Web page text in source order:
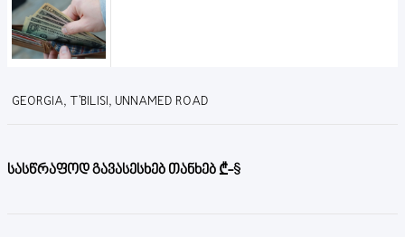
GEORGIA, T'BILISI, UNNAMED ROAD
სასწრაფოდ გავასესხებ თანხებ ₾-$